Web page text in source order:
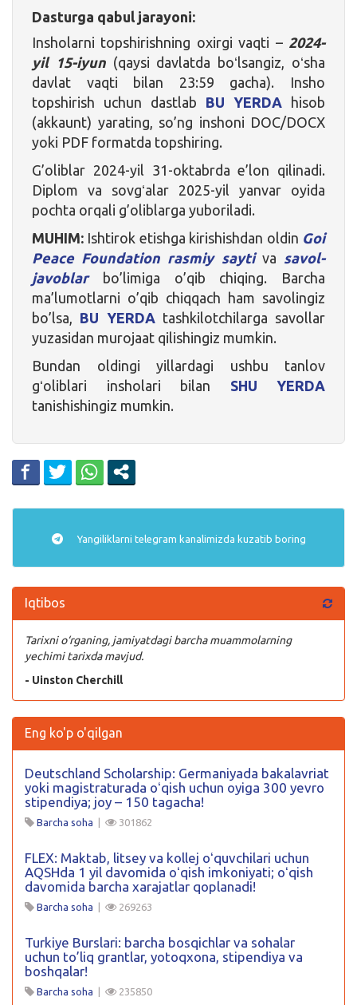
Dasturga qabul jarayoni:
Insholarni topshirishning oxirgi vaqti – 2024-
yil 15-iyun(qaysi davlatda boʻlsangiz, oʻsha
davlat vaqti bilan 23:59 gacha). Insho
topshirish uchun dastlab BU YERDA hisob
(akkaunt) yarating, so’ng inshoni DOC/DOCX
yoki PDF formatda topshiring.
G’oliblar 2024-yil 31-oktabrda e’lon qilinadi.
Diplom va sovgʻalar 2025-yil yanvar oyida
pochta orqali g’oliblarga yuboriladi.
MUHIM: Ishtirok etishga kirishishdan oldin Goi
Peace Foundation rasmiy sayti va savol-
javoblar
bo’limiga o’qib chiqing. Barcha
ma’lumotlarni o’qib chiqqach ham savolingiz
bo’lsa, BU YERDA tashkilotchilarga savollar
yuzasidan murojaat qilishingiz mumkin.
Bundan oldingi yillardagi ushbu tanlov
gʻoliblari insholari bilan SHU YERDA
tanishishingiz mumkin.
Yangiliklarni telegram kanalimizda kuzatib boring
Iqtibos
Tarixni o‘rganing, jamiyatdagi barcha muammolarning
yechimi tarixda mavjud.
- Uinston Cherchill
Eng ko'p o'qilgan
Deutschland Scholarship: Germaniyada bakalavriat
yoki magistraturada oʻqish uchun oyiga 300 yevro
stipendiya; joy – 150 tagacha!
Barcha soha | 301862
FLEX: Maktab, litsey va kollej oʻquvchilari uchun
AQSHda 1 yil davomida oʻqish imkoniyati; oʻqish
davomida barcha xarajatlar qoplanadi!
Barcha soha | 269263
Turkiye Burslari: barcha bosqichlar va sohalar
uchun to’liq grantlar, yotoqxona, stipendiya va
boshqalar!
Barcha soha | 235850